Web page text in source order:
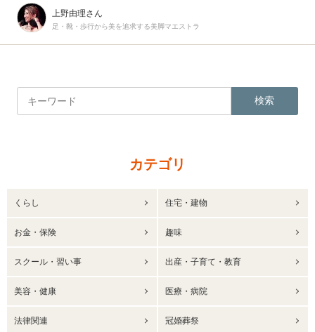
上野由理さん
足・靴・歩行から美を追求する美脚マエストラ
検索
カテゴリ
くらし 住宅・建物
お金・保険 趣味
スクール・習い事 出産・子育て・教育
美容・健康 医療・病院
法律関連 冠婚葬祭